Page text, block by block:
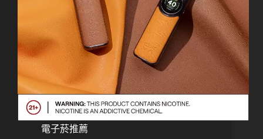
電子菸推薦